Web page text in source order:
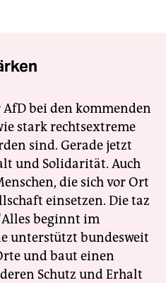
bei den kommenden
stark rechtsextreme
sind. Gerade jetzt
und Solidarität. Auch
die sich vor Ort
einsetzen. Die taz
beginnt im
unterstützt bundesweit
und baut einen
Schutz und Erhalt